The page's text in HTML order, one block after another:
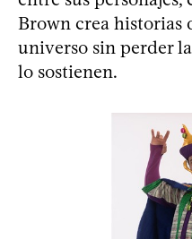
Brown crea historias
universo sin perder
lo sostienen.